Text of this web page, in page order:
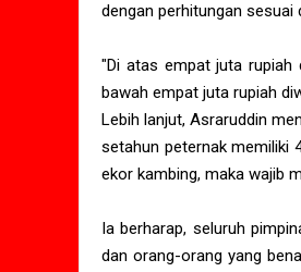
dengan perhitungan sesuai
"Di atas empat juta rupiah
bawah empat juta rupiah
Lebih lanjut, Asraruddin
setahun peternak memiliki
ekor kambing, maka wajib
Ia berharap, seluruh
dan orang-orang yang